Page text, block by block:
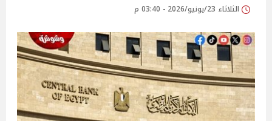
الثلاثاء 23/يونيو/2026 - 03:40 م